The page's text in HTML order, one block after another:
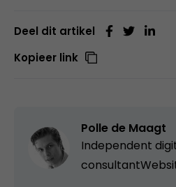
Deel dit artikel
Kopieer link
Polle de Maagt
Independent
consultant